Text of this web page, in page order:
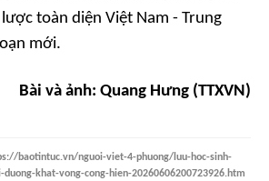
toàn diện Việt Nam - Trung
mới.
Bài và ảnh: Quang Hưng (TTXVN)
baotintuc.vn/nguoi-viet-4-phuong/luu-hoc-sinh-
khat-vong-cong-hien-20260606200723926.htm